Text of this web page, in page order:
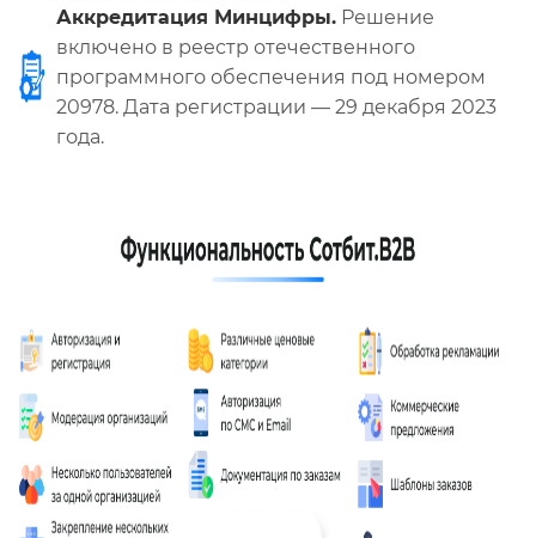
Аккредитация Минцифры. Решение
включено в реестр отечественного
программного обеспечения под номером
20978. Дата регистрации — 29 декабря 2023
года.